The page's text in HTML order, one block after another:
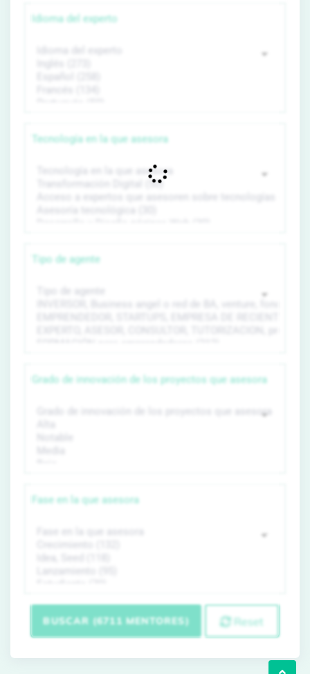
Idioma del experto
Tecnología en la que asesora
Tipo de agente
Grado de innovación de los proyectos que asesora
Fase en la que asesora
BUSCAR (6711 MENTORES) Reset